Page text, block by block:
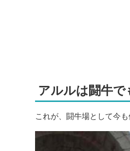
アルルは闘牛で
これが、闘牛場として今